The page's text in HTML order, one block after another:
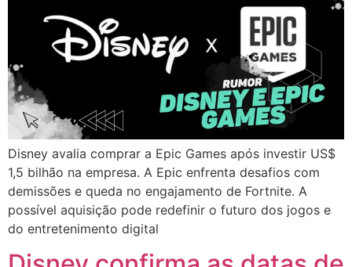
Disney avalia comprar a Epic Games após investir US$
1,5 bilhão na empresa. A Epic enfrenta desafios com
demissões e queda no engajamento de Fortnite. A
possível aquisição pode redefinir o futuro dos jogos e
do entretenimento digital